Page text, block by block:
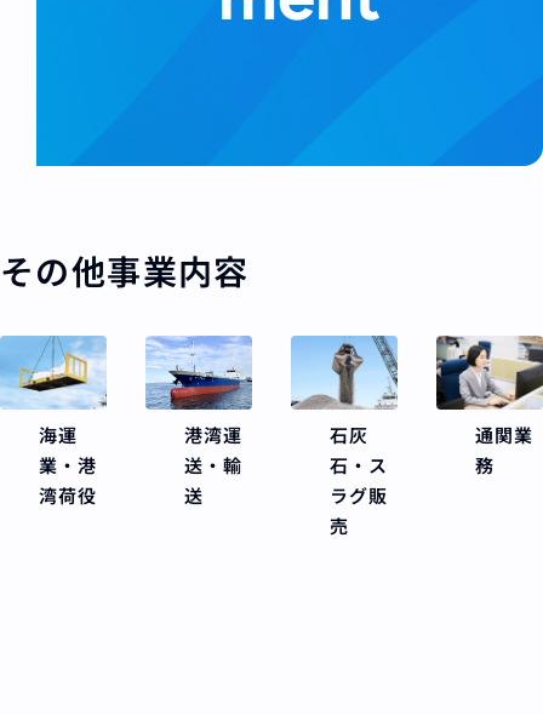
その他事業内容
海運
業・港
湾荷役
港湾運
送・輸
送
石灰
石・ス
ラグ販
売
通関業
務